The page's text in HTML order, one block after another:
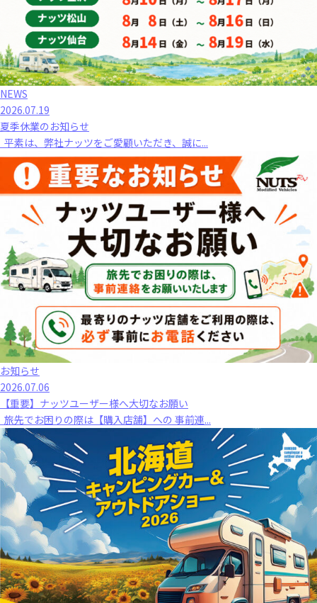
NEWS
2026.07.19
夏季休業のお知らせ
平素は、弊社ナッツをご愛顧いただき、誠に...
お知らせ
2026.07.06
【重要】ナッツユーザー様へ大切なお願い
旅先でお困りの際は【購入店舗】への 事前連...